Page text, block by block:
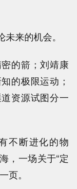
来的机会。
的箭；刘靖康
的极限运动；
资源试图分一
不断进化的物
，一场关于“定
页。